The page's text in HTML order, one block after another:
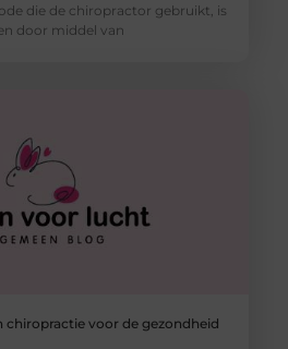
die de chiropractor gebruikt, is
door middel van
chiropractie voor de gezondheid